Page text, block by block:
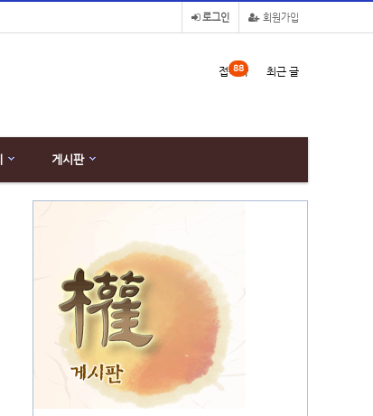
회원가입
로그인
접속자
88 최근 글
게시판